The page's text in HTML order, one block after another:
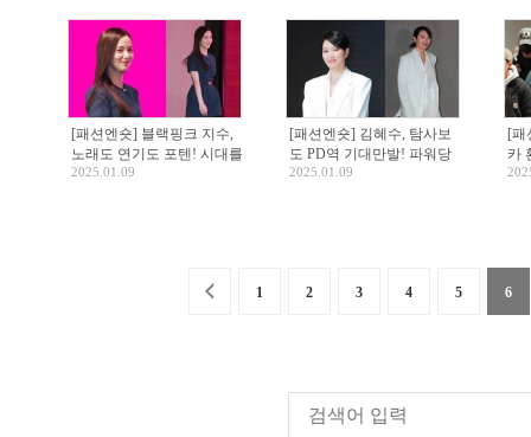
[패션엔숏] 블랙핑크 지수,
노래도 연기도 포텐! 시대를
초월한 미니 원피스룩
2025.01.09
[패션엔숏] 김혜수, 탐사보
도 PD역 기대만발! 파워당
당 화이트 쓰리피스 슈트룩
2025.01.09
[패
카
인
1 2 3 4 5 6